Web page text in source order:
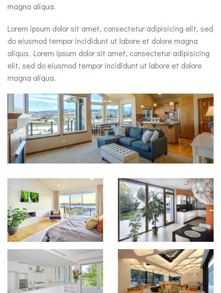
magna aliqua.
Lorem ipsum dolor sit amet, consectetur adipisicing elit, sed
do eiusmod tempor incididunt ut labore et dolore magna
aliqua. Lorem ipsum dolor sit amet, consectetur adipisicing
elit, sed do eiusmod tempor incididunt ut labore et dolore
magna aliqua.